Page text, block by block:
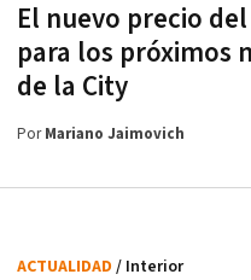
El nuevo precio
para los próximos
de la City
PorMariano Jaimovich
ACTUALIDAD / Interior